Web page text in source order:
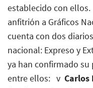
establecido con
anfitrión a Gráficos
cuenta con dos
nacional: Expreso y
ya han confirmado
entre ellos: v Carlos